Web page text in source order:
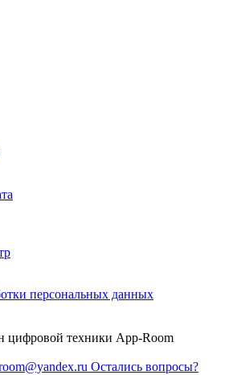
персональных данных
цифровой техники App-Room
Остались вопросы?